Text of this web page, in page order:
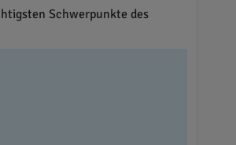
Schwerpunkte des